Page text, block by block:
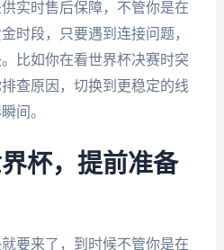
实时售后保障，不管你是在
时段，只要遇到连接问题，
比如你在看世界杯决赛时突
查原因，切换到更稳定的线
间。
杯，提前准备
要来了，到时候不管你是在